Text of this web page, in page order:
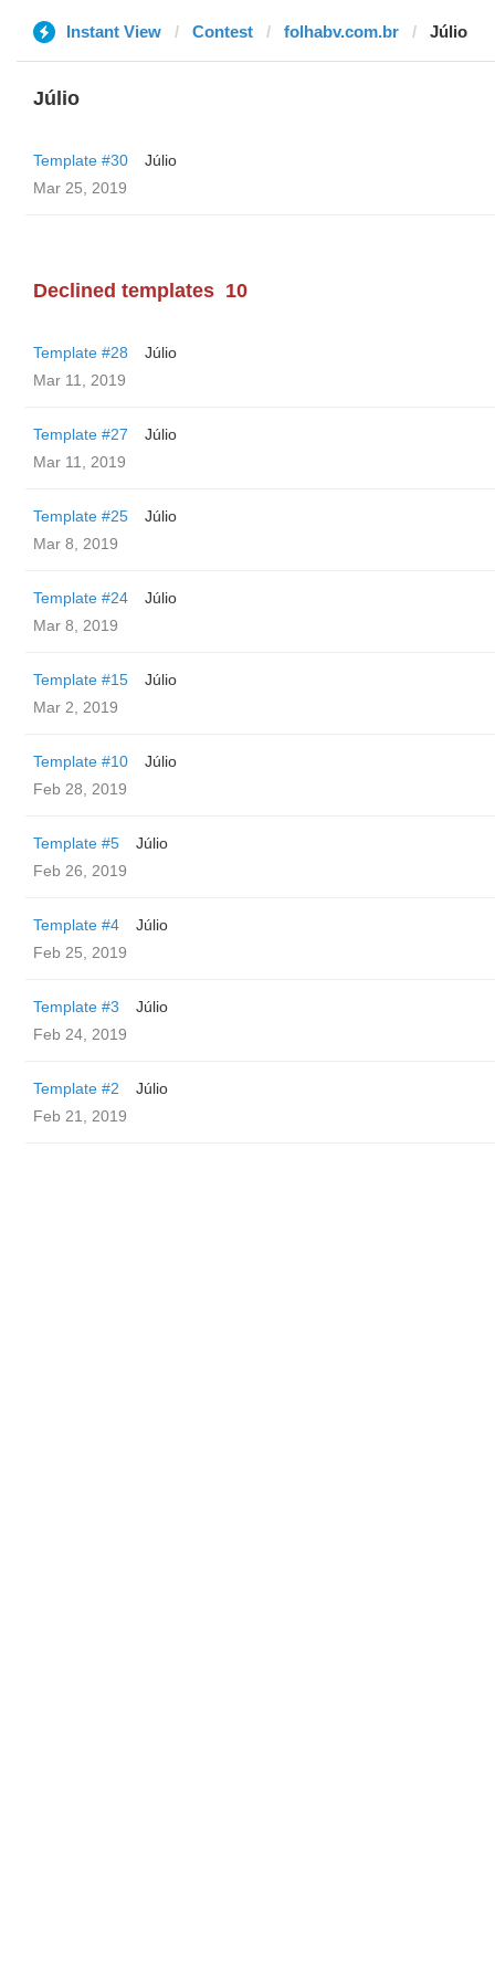
Instant View Contest folhabv.com.br Júlio
Júlio
Template #30
Júlio
Mar 25, 2019
Declined templates 10
Template #28
Júlio
Mar 11, 2019
Template #27
Júlio
Mar 11, 2019
Template #25
Júlio
Mar 8, 2019
Template #24
Júlio
Mar 8, 2019
Template #15
Júlio
Mar 2, 2019
Template #10
Júlio
Feb 28, 2019
Template #5
Júlio
Feb 26, 2019
Template #4
Júlio
Feb 25, 2019
Template #3
Júlio
Feb 24, 2019
Template #2
Júlio
Feb 21, 2019